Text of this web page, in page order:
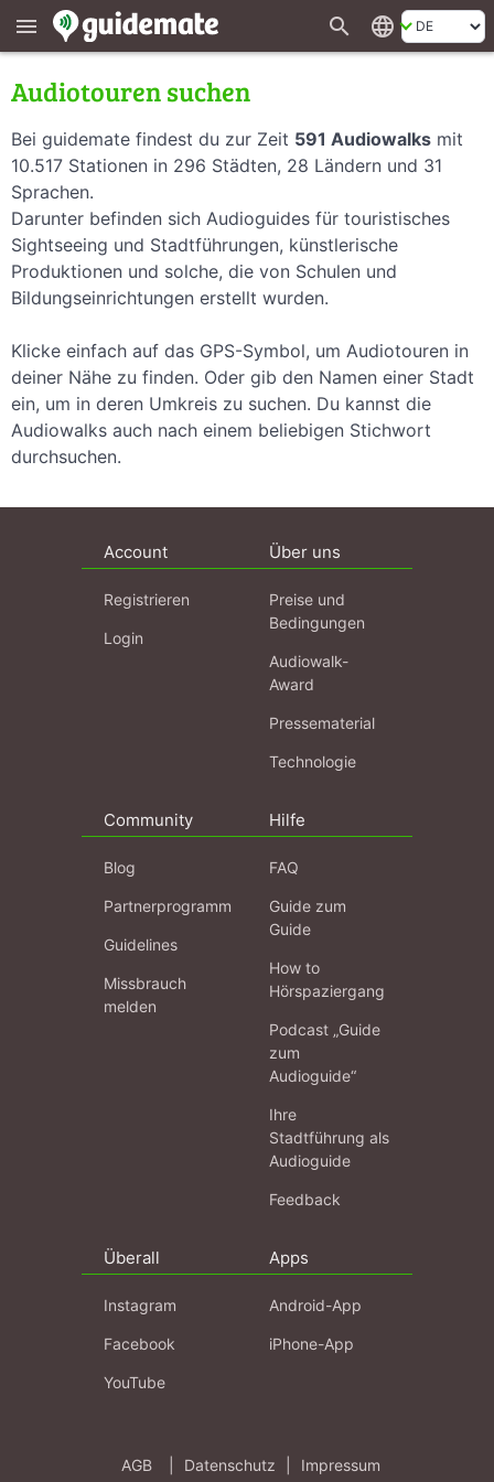
menu search language
Audiotouren suchen
Bei guidemate findest du zur Zeit 591 Audiowalks mit
10.517 Stationen in 296 Städten, 28 Ländern und 31
Sprachen.
Darunter befinden sich Audioguides für touristisches
Sightseeing und Stadtführungen, künstlerische
Produktionen und solche, die von Schulen und
Bildungseinrichtungen erstellt wurden.
Klicke einfach auf das GPS-Symbol, um Audiotouren in
deiner Nähe zu finden. Oder gib den Namen einer Stadt
ein, um in deren Umkreis zu suchen. Du kannst die
Audiowalks auch nach einem beliebigen Stichwort
durchsuchen.
Account
Registrieren
Login
Über uns
Preise und
Bedingungen
Audiowalk-
Award
Pressematerial
Technologie
Community
Blog
Partnerprogramm
Guidelines
Missbrauch
melden
Hilfe
FAQ
Guide zum
Guide
How to
Hörspaziergang
Podcast „Guide
zum
Audioguide“
Ihre
Stadtführung als
Audioguide
Feedback
Überall
Instagram
Facebook
YouTube
Apps
Android-App
iPhone-App
AGB Datenschutz Impressum